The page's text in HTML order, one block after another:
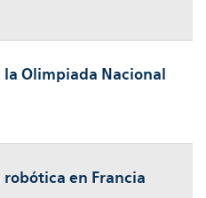
Olimpiada Nacional
en Francia